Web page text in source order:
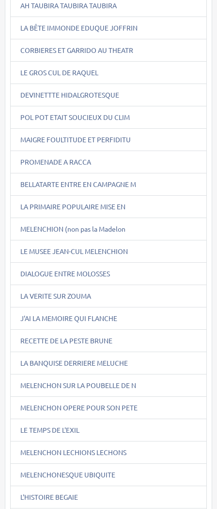
AH TAUBIRA TAUBIRA TAUBIRA
LA BÊTE IMMONDE EDUQUE JOFFRIN
CORBIERES ET GARRIDO AU THEATR
LE GROS CUL DE RAQUEL
DEVINETTTE HIDALGROTESQUE
POL POT ETAIT SOUCIEUX DU CLIM
MAIGRE FOULTITUDE ET PERFIDITU
PROMENADE A RACCA
BELLATARTE ENTRE EN CAMPAGNE M
LA PRIMAIRE POPULAIRE MISE EN
MELENCHION (non pas la Madelon
LE MUSEE JEAN-CUL MELENCHION
DIALOGUE ENTRE MOLOSSES
LA VERITE SUR ZOUMA
J'AI LA MEMOIRE QUI FLANCHE
RECETTE DE LA PESTE BRUNE
LA BANQUISE DERRIERE MELUCHE
MELENCHON SUR LA POUBELLE DE N
MELENCHON OPERE POUR SON PETE
LE TEMPS DE L'EXIL
MELENCHON LECHIONS LECHONS
MELENCHONESQUE UBIQUITE
L'HISTOIRE BEGAIE